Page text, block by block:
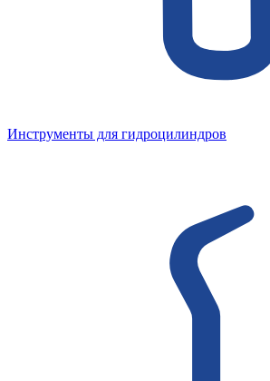
Инструменты для гидроцилиндров